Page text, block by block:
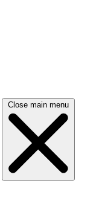
Close main menu